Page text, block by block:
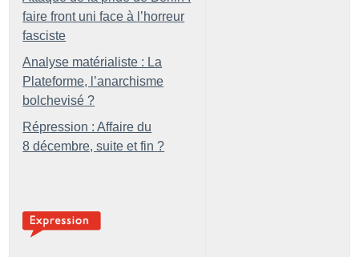
faire front uni face à l’horreur
fasciste
Analyse matérialiste : La
Plateforme, l’anarchisme
bolchevisé ?
Répression : Affaire du
8 décembre, suite et fin ?